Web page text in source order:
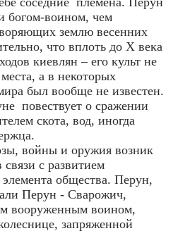
богом-воином, чем
землю весенних
что вплоть до Х века
киевлян – его культ не
а в некоторых
был вообще не известен.
повествует о сражении
скота, вод, иногда
войны и оружия возник
с развитием
общества. Перун,
Перун - Сварожич,
вооруженным воином,
запряженной